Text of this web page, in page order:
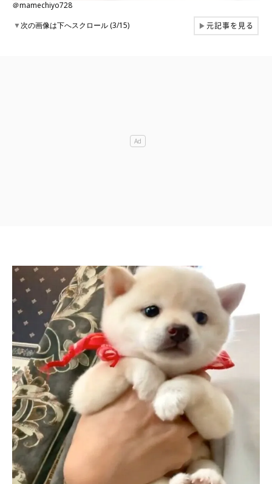
＠mamechiyo728
▼次の画像は下へスクロール (3/15) ▶元記事を見る